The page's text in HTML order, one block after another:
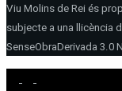
Viu Molins de Rei és
subjecte a una llicència
SenseObraDerivada 3.0